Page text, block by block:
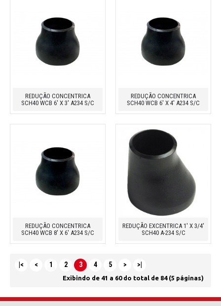
REDUÇÃO CONCENTRICA
SCH40 WCB 6' X 3' A234 S/C
REDUÇÃO CONCENTRICA
SCH40 WCB 6' X 4' A234 S/C
REDUÇÃO CONCENTRICA
SCH40 WCB 8' X 6' A234 S/C
REDUÇÃO EXCENTRICA 1' X 3/4'
SCH40 A-234 S/C
|< < 1 2 3 4 5 > >|
Exibindo de 41 a 60 do total de 84 (5 páginas)